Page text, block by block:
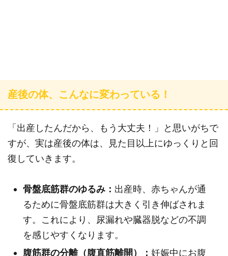
産後の体、こんなに変わっている！
「出産したんだから、もう大丈夫！」と思いがちで
すが、実は産後の体は、見た目以上にゆっくりと回
復していきます。
骨盤底筋群のゆるみ： 出産時、赤ちゃんが通
るために骨盤底筋群は大きく引き伸ばされま
す。これにより、尿漏れや臓器脱などの不調
を感じやすくなります。
腹筋群の分離（腹直筋離開）： 妊娠中にお腹